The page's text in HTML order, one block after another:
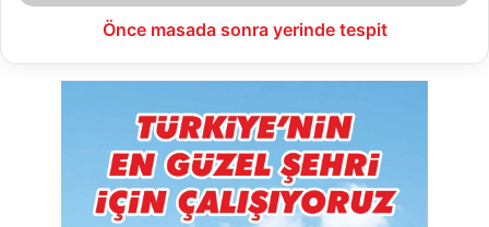
Önce masada sonra yerinde tespit